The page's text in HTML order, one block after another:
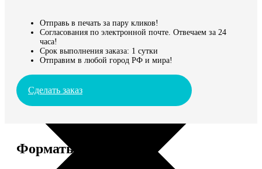
Отправь в печать за пару кликов!
Согласования по электронной почте. Отвечаем за 24
часа!
Срок выполнения заказа: 1 сутки
Отправим в любой город РФ и мира!
Сделать заказ
Форматы и цены